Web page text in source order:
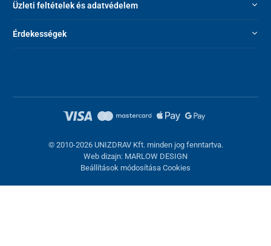
Üzleti feltételek és adatvédelem
Érdekességek
© 2010-2026 UNIZDRAV Kft. minden jog fenntartva.
Web dizajn: MARLOW DESIGN
Beállítások módosítása Cookies